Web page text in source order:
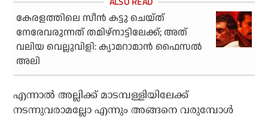
കേരളത്തിലെ സീന്‍ കട്ടു ചെയ്ത്
നേരേവരുന്നത് തമിഴ്‌നാട്ടിലേക്ക്; അത്
വലിയ വെല്ലുവിളി: ക്യാമറാമാന്‍ ഫൈസല്‍
അലി
എന്നാല്‍ അല്ലിക്ക് മാടമ്പള്ളിയിലേക്ക്
നടന്നുവരാമല്ലോ എന്നും അങ്ങനെ വരുമ്പോള്‍